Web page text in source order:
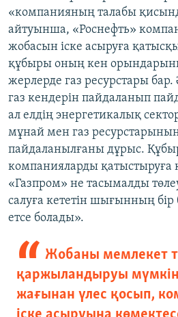
«компанияның талабы
айтуынша, «Роснефть»
жобасын іске асыруға
құбыры оның кен
жерлерде газ ресурстары
газ кендерін пайдаланып
ал елдің энергетикалық
мұнай мен газ
пайдаланылғаны дұрыс.
компанияларды қатыстыруға
«Газпром» не тасымалды
салуға кететін шығынның бір
етсе болады».
Жобаны мемлекет
қаржыландыруы
жағынан үлес қосып,